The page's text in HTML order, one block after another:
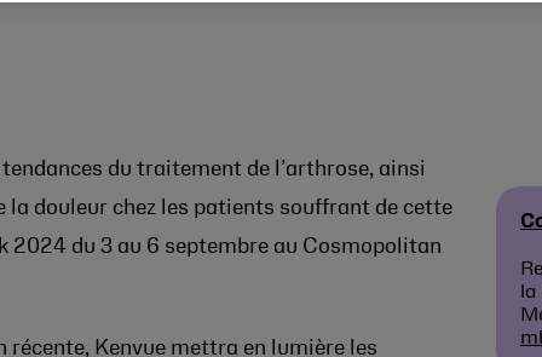
du traitement de l’arthrose, ainsi
la douleur chez les patients souffrant de cette
2024 du 3 au 6 septembre au Cosmopolitan
Kenvue mettra en lumière les